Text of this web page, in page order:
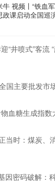
牛 视频丨“铁血
政课启动全国巡
“井喷式”客流
国主要批发市
血糖生成指
当时：煤炭、
因密码破解：